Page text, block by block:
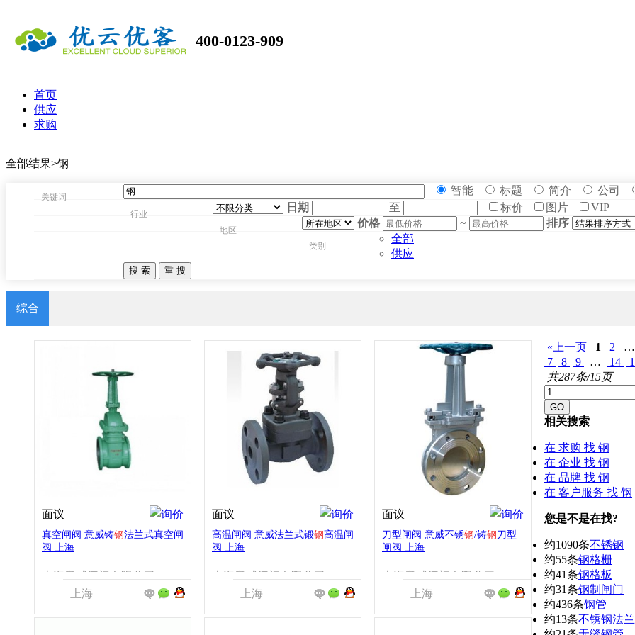
400-0123-909
首页
供应
求购
全部结果>钢
关键词
智能 标题 简介 公司
行业
日期 至 标价 图片 VIP
地区
价格 ~ 排序
类别
全部
供应
综合
面议
真空闸阀 意威铸钢法兰式真空闸
阀 上海
上海意威阀门有限公司
上海
面议
高温闸阀 意威法兰式锻钢高温闸
阀 上海
上海意威阀门有限公司
上海
面议
刀型闸阀 意威不锈钢/铸钢刀型
闸阀 上海
上海意威阀门有限公司
上海
«上一页 1 2 …
7
8 9 … 14
共287条/15页
相关搜索
在 求购 找 钢
在 企业 找 钢
在 品牌 找 钢
在 客户服务 找 钢
您是不是在找?
约1090条不锈钢
约55条钢格栅
约41条钢格板
约31条钢制闸门
约436条钢管
约13条不锈钢法兰